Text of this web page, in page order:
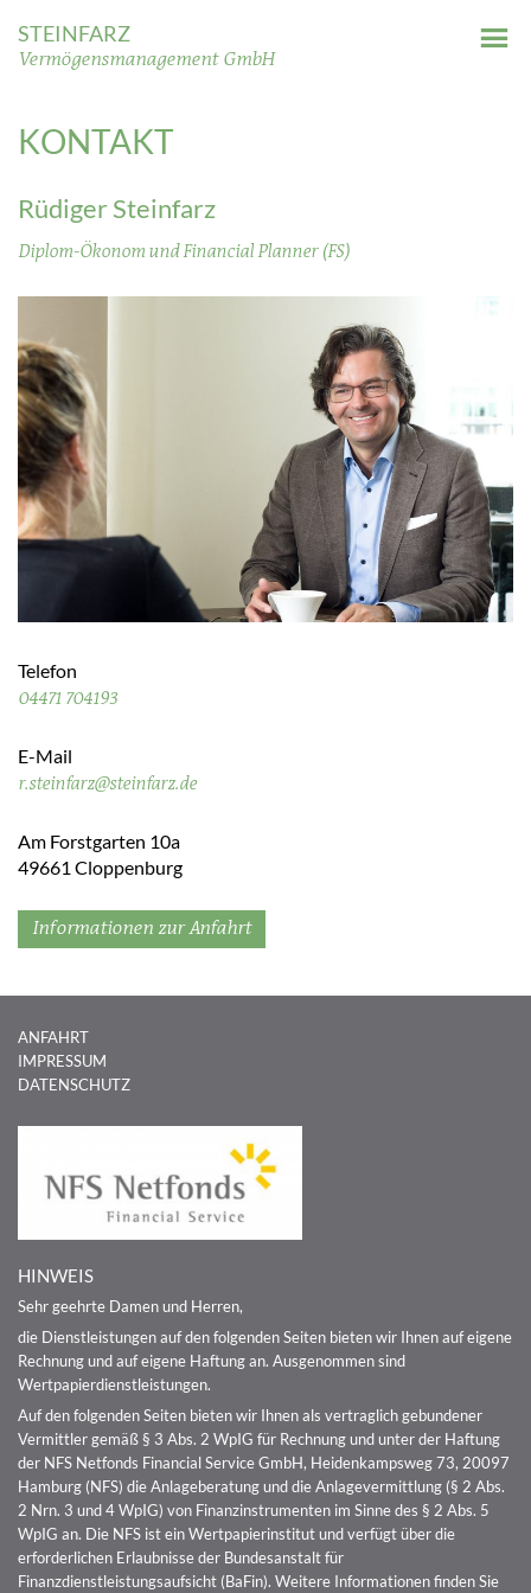
STEINFARZ
Vermögensmanagement GmbH
KONTAKT
Rüdiger Steinfarz
Diplom-Ökonom und Financial Planner (FS)
Telefon
04471 704193
E-Mail
r.steinfarz@steinfarz.de
Am Forstgarten 10a
49661 Cloppenburg
Informationen zur Anfahrt
ANFAHRT
IMPRESSUM
DATENSCHUTZ
HINWEIS
Sehr geehrte Damen und Herren,
die Dienstleistungen auf den folgenden Seiten bieten wir Ihnen auf eigene
Rechnung und auf eigene Haftung an. Ausgenommen sind
Wertpapierdienstleistungen.
Auf den folgenden Seiten bieten wir Ihnen als vertraglich gebundener
Vermittler gemäß § 3 Abs. 2 WpIG für Rechnung und unter der Haftung
der NFS Netfonds Financial Service GmbH, Heidenkampsweg 73, 20097
Hamburg (NFS) die Anlageberatung und die Anlagevermittlung (§ 2 Abs.
2 Nrn. 3 und 4 WpIG) von Finanzinstrumenten im Sinne des § 2 Abs. 5
WpIG an. Die NFS ist ein Wertpapierinstitut und verfügt über die
erforderlichen Erlaubnisse der Bundesanstalt für
Finanzdienstleistungsaufsicht (BaFin). Weitere Informationen finden Sie